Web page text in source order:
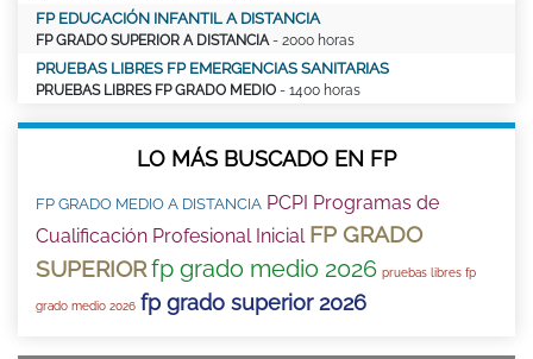
FP EDUCACIÓN INFANTIL A DISTANCIA
FP GRADO SUPERIOR A DISTANCIA - 2000 horas
PRUEBAS LIBRES FP EMERGENCIAS SANITARIAS
PRUEBAS LIBRES FP GRADO MEDIO - 1400 horas
LO MÁS BUSCADO EN FP
FP GRADO MEDIO A DISTANCIA PCPI Programas de
Cualificación Profesional Inicial FP GRADO
SUPERIORfp grado medio 2026 pruebas libres fp
grado medio 2026 fp grado superior 2026